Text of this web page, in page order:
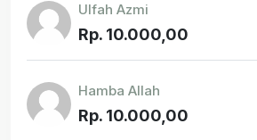
Ulfah Azmi
Rp. 10.000,00
Hamba Allah
Rp. 10.000,00